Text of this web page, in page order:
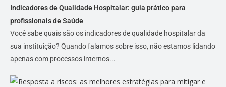
Indicadores de Qualidade Hospitalar: guia prático para
profissionais de Saúde
Você sabe quais são os indicadores de qualidade hospitalar da
sua instituição? Quando falamos sobre isso, não estamos lidando
apenas com processos internos...